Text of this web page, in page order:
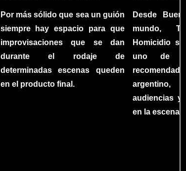
Por más sólido que sea un guión
siempre hay espacio para que
improvisaciones que se dan
durante el rodaje de
determinadas escenas queden
en el producto final.
Desde
mundo,
Homicidio
uno de
audiencias y
en la escena